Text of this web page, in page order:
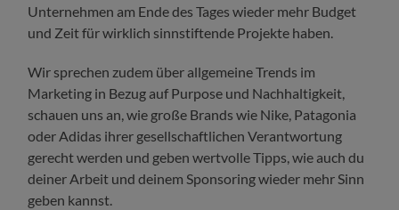
Unternehmen am Ende des Tages wieder mehr Budget
und Zeit für wirklich sinnstiftende Projekte haben.
Wir sprechen zudem über allgemeine Trends im
Marketing in Bezug auf Purpose und Nachhaltigkeit,
schauen uns an, wie große Brands wie Nike, Patagonia
oder Adidas ihrer gesellschaftlichen Verantwortung
gerecht werden und geben wertvolle Tipps, wie auch du
deiner Arbeit und deinem Sponsoring wieder mehr Sinn
geben kannst.